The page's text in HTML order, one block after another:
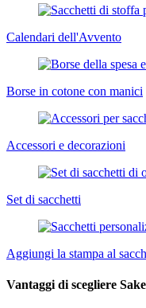
Calendari dell'Avvento
Borse in cotone con manici
Accessori e decorazioni
Set di sacchetti
Aggiungi la stampa al
Vantaggi di scegliere